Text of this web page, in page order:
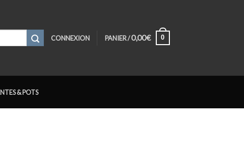
CONNEXION PANIER /0,00€ 0
& POTS